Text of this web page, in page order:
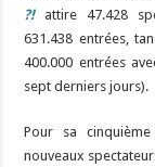
?!attire 47.428
631.438 entrées,
400.000 entrées
sept derniers jours).
Pour sa
nouveaux